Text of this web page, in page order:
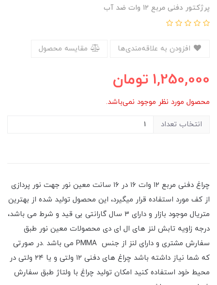
پرژکتور دفنی مربع ۱۲ وات ضد آب
مقایسه محصول
1,250,000 تومان
محصول مورد نظر موجود نمی‌باشد.
انتخاب تعداد
چراغ دفنی مربع ۱۲ وات ۱۶ در ۱۶ سانت معین نور‌ جهت نور پردازی
از کف مورد استفاده قرار میگیرد، این محصول تولید شده از بهترین
متریال موجود بازار و دارای ۳ سال گارانتی بی قید و شرط می باشد،
درجه زاویه تابش لنز های ال ای دی محصولات معین نور طبق
سفارش مشتری و دارای لنز از جنس PMMA می باشد .در صورتی
که شما نیاز داشته باشد چراغ های دفنی ۱۲ ولتی و یا ۲۴ ولتی در
محیط خود استفاده کنید امکان تولید چراغ با ولتاژ طبق سفارش